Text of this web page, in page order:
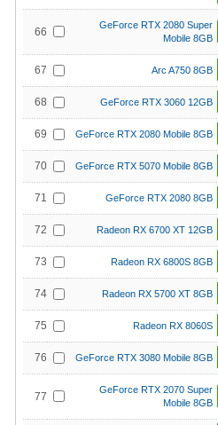
66
GeForce RTX 2080 Super
Mobile 8GB
67 Arc A750 8GB
68 GeForce RTX 3060 12GB
69 GeForce RTX 2080 Mobile 8GB
70 GeForce RTX 5070 Mobile 8GB
71 GeForce RTX 2080 8GB
72 Radeon RX 6700 XT 12GB
73 Radeon RX 6800S 8GB
74 Radeon RX 5700 XT 8GB
75 Radeon RX 8060S
76 GeForce RTX 3080 Mobile 8GB
77
GeForce RTX 2070 Super
Mobile 8GB